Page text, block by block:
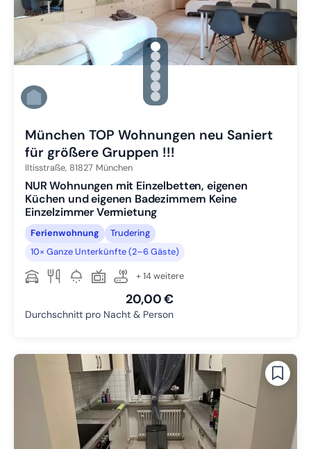
gallery.slide_selector
Zu Slide 1 wechseln
Zu Slide 2 wechseln
Zu Slide 3 wechseln
Zu Slide 4 wechseln
Zu Slide 5 wechseln
Zu Slide 6 wechseln
München TOP Wohnungen neu Saniert
für größere Gruppen !!!
Iltisstraße, 81827 München
NUR Wohnungen mit Einzelbetten, eigenen
Küchen und eigenen Badezimmern Keine
Einzelzimmer Vermietung
Ferienwohnung
Trudering
10× Ganze Unterkünfte (2–6 Gäste)
+ 14 weitere
20,00 €
Durchschnitt pro Nacht & Person